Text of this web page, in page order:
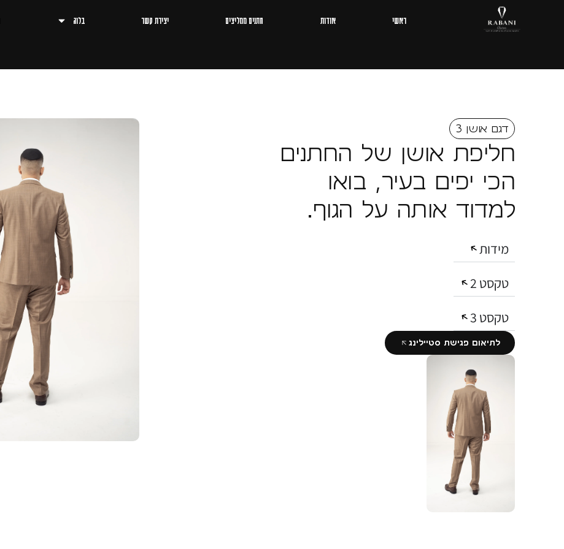
ראשי אודות חתנים ממליצים יצירת קשר בלוג
דגם אושן 3
חליפת אושן של החתנים
הכי יפים בעיר, בואו
למדוד אותה על הגוף.
מידות
טקסט 2
טקסט 3
לתיאום פגישת סטיילינג